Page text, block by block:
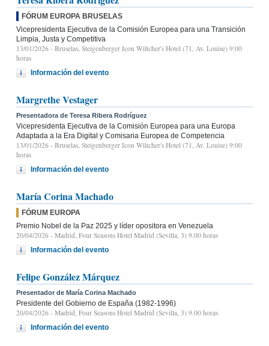
FÓRUM EUROPA BRUSELAS
Vicepresidenta Ejecutiva de la Comisión Europea para una Transición
Limpia, Justa y Competitiva
13/01/2026 - Bruselas, Steigenberger Icon Wiltcher's Hotel (71, Av. Louise) 9:00
horas
Información del evento
Margrethe Vestager
Presentadora de Teresa Ribera Rodríguez
Vicepresidenta Ejecutiva de la Comisión Europea para una Europa
Adaptada a la Era Digital y Comisaria Europea de Competencia
13/01/2026 - Bruselas, Steigenberger Icon Wiltcher's Hotel (71, Av. Louise) 9:00
horas
Información del evento
María Corina Machado
FÓRUM EUROPA
Premio Nobel de la Paz 2025 y líder opositora en Venezuela
20/04/2026 - Madrid, Four Seasons Hotel Madrid (Sevilla, 3) 9.00 horas
Información del evento
Felipe González Márquez
Presentador de María Corina Machado
Presidente del Gobierno de España (1982-1996)
20/04/2026 - Madrid, Four Seasons Hotel Madrid (Sevilla, 3) 9.00 horas
Información del evento